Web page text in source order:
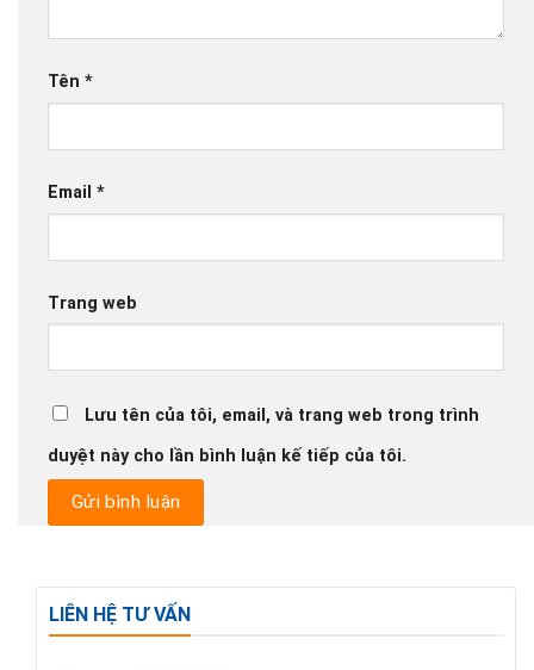
Tên *
Email *
Trang web
Lưu tên của tôi, email, và trang web trong trình
duyệt này cho lần bình luận kế tiếp của tôi.
LIÊN HỆ TƯ VẤN